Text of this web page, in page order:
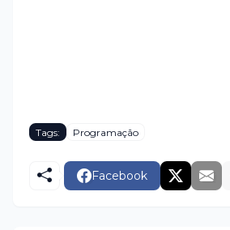
Tags: Programação
Facebook